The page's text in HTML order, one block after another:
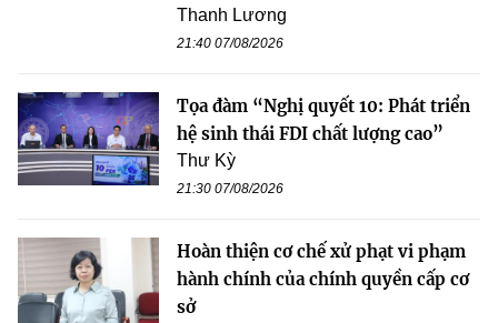
Thanh Lương
21:40 07/08/2026
Tọa đàm “Nghị quyết 10: Phát triển
hệ sinh thái FDI chất lượng cao”
Thư Kỳ
21:30 07/08/2026
Hoàn thiện cơ chế xử phạt vi phạm
hành chính của chính quyền cấp cơ
sở